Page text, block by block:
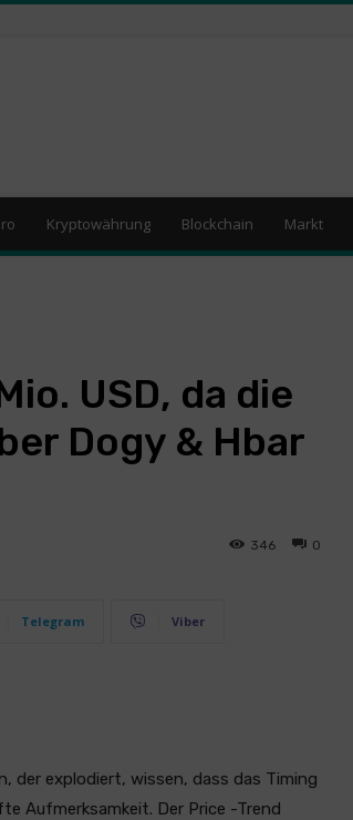
Kryptowährung Blockchain Markt
USD, da die
Dogy & Hbar
0
346
Telegram Viber
der explodiert, wissen, dass das Timing
Aufmerksamkeit. Der Price -Trend